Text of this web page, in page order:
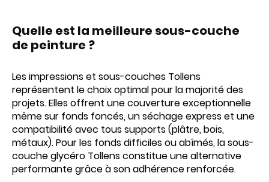
Quelle est la meilleure sous-couche
de peinture ?
Les impressions et sous-couches Tollens
représentent le choix optimal pour la majorité des
projets. Elles offrent une couverture exceptionnelle
même sur fonds foncés, un séchage express et une
compatibilité avec tous supports (plâtre, bois,
métaux). Pour les fonds difficiles ou abîmés, la sous-
couche glycéro Tollens constitue une alternative
performante grâce à son adhérence renforcée.